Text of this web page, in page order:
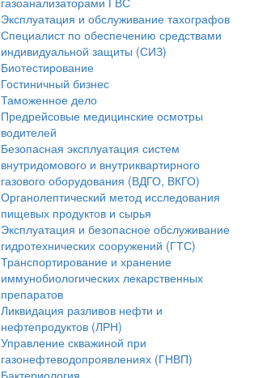
Эксплуатация и обслуживание тахографов
Специалист по обеспечению средствами
индивидуальной защиты (СИЗ)
Биотестирование
Гостиничный бизнес
Таможенное дело
Предрейсовые медицинские осмотры
водителей
Безопасная эксплуатация систем
внутридомового и внутриквартирного
газового оборудования (ВДГО, ВКГО)
Органолептический метод исследования
пищевых продуктов и сырья
Эксплуатация и безопасное обслуживание
гидротехнических сооружений (ГТС)
Транспортирование и хранение
иммунобиологических лекарственных
препаратов
Ликвидация разливов нефти и
нефтепродуктов (ЛРН)
Управление скважиной при
газонефтеводопроявлениях (ГНВП)
Бактериология